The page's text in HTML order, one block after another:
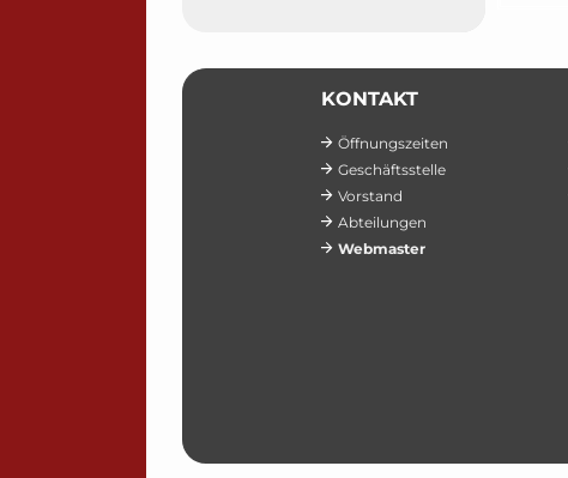
KONTAKT
Öffnungszeiten
Geschäftsstelle
Vorstand
Abteilungen
Webmaster